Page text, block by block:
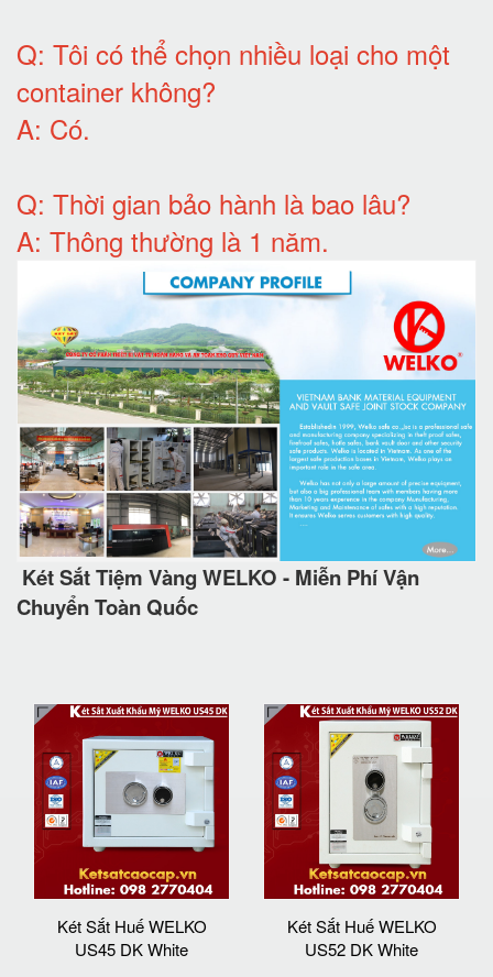
Q: Tôi có thể chọn nhiều loại cho một
container không?
A: Có.
Q: Thời gian bảo hành là bao lâu?
A: Thông thường là 1 năm.
Két Sắt Tiệm Vàng WELKO - Miễn Phí Vận
Chuyển Toàn Quốc
Két Sắt Huế WELKO
US45 DK White
Két Sắt Huế WELKO
US52 DK White